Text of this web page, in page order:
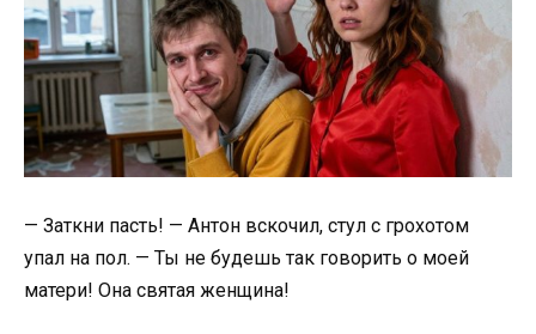
— Заткни пасть! — Антон вскочил, стул с грохотом
упал на пол. — Ты не будешь так говорить о моей
матери! Она святая женщина!